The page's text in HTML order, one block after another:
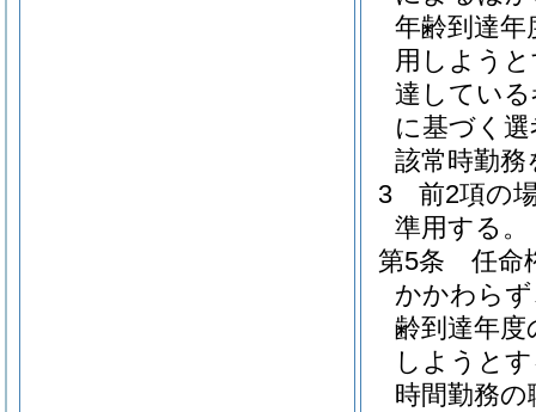
年齢到達
用しよう
達してい
に基づく
該常時勤
3
前2項の
準用する。
第5条
任命
かかわら
齢到達年
しようと
時間勤務